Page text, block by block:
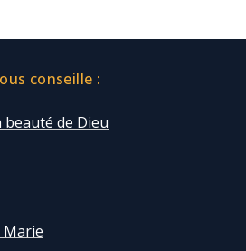
conseille :
de Dieu
Marie